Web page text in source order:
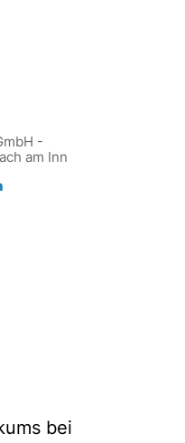
-
am Inn
bei